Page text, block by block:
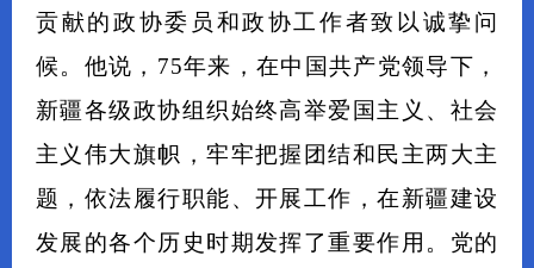
贡献的政协委员和政协工作者致以诚挚问
候。他说，75年来，在中国共产党领导下，
新疆各级政协组织始终高举爱国主义、社会
主义伟大旗帜，牢牢把握团结和民主两大主
题，依法履行职能、开展工作，在新疆建设
发展的各个历史时期发挥了重要作用。党的